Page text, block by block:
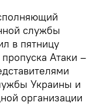
службы
в пятницу
Атаки –
Украины и
организации